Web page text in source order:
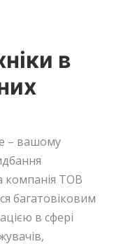
в
– вашому
компанія ТОВ
багатовіковим
в сфері